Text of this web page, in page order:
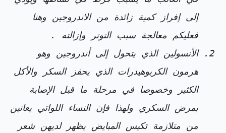
إلى إفراز كمية زائدة من الاندروجين وهنا
فعليكم معالجة سبب التوتر وإزالته .
الأنسولين الذي يتحول إلى أندروجين وهو
هرمون الكربوهيدرات الذي يحفز السكر والأكل
الكثير وخصوصا في مرحلة ما قبل الإصابة
بمرض السكري ولهذا فإن النساء اللواتي يعانين
من متلازمة تكيس المبايض يظهر لديهن شعر